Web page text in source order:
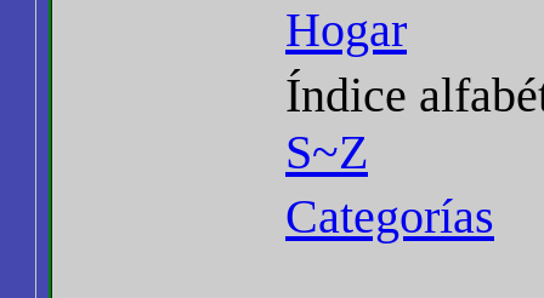
Hogar
Índice
S~Z
Categorías